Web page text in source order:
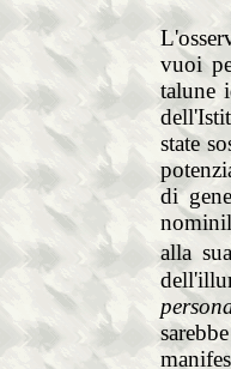
vuoi
talune
state
di
alla